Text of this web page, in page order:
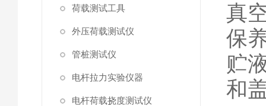
荷载测试工具
外压荷载测试仪
管桩测试仪
电杆拉力实验仪器
电杆荷载挠度测试仪
真
保
贮
和